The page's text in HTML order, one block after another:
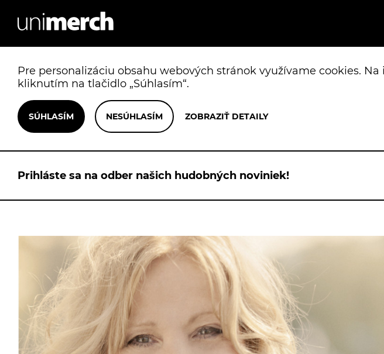
Pre personalizáciu obsahu webových stránok využívame cookies.
kliknutím na tlačidlo „Súhlasím“.
Prihláste sa na odber našich hudobných noviniek!